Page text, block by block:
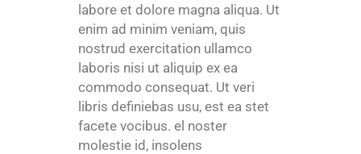
labore et dolore magna aliqua. Ut
enim ad minim veniam, quis
nostrud exercitation ullamco
laboris nisi ut aliquip ex ea
commodo consequat. Ut veri
libris definiebas usu, est ea stet
facete vocibus. el noster
molestie id, insolens